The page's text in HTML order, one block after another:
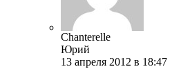
Chanterelle
Юрий
13 апреля 2012 в 18:47